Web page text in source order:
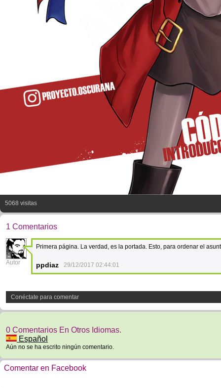
5068 visitas
1 Comentarios
1
Autor
Primera página. La verdad, es la portada. Esto, para ordenar el
ppdiaz 29/12/2017 02:44:01
Conéctate para comentar
0 Comentarios En Otros Idiomas.
Español
Aún no se ha escrito ningún comentario.
Comentar en Facebook